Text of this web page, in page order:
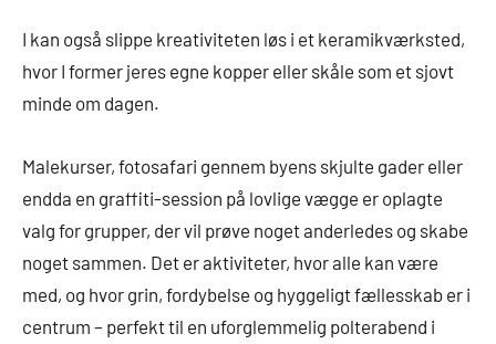
I kan også slippe kreativiteten løs i et keramikværksted,
hvor I former jeres egne kopper eller skåle som et sjovt
minde om dagen.
Malekurser, fotosafari gennem byens skjulte gader eller
endda en graffiti-session på lovlige vægge er oplagte
valg for grupper, der vil prøve noget anderledes og skabe
noget sammen. Det er aktiviteter, hvor alle kan være
med, og hvor grin, fordybelse og hyggeligt fællesskab er i
centrum – perfekt til en uforglemmelig polterabend i